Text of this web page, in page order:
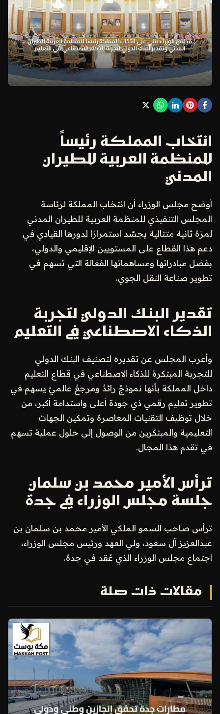
انتخاب المملكة رئيساً
للمنظمة العربية للطيران
المدني
أوضح مجلس الوزراء أن انتخاب المملكة لرئاسة
المجلس التنفيذي للمنظمة العربية للطيران المدني
لمرّة ثانية متتالية يجسّد استمرارًا لدورها القيادي في
دعم هذا القطاع على المستويين الإقليمي والدولي،
بفضل مبادراتها ومساهماتها الفعّالة التي تسهم في
تطوير صناعة النقل الجوي.
تقدير البنك الدولي لتجربة
الذكاء الاصطناعي في التعليم
وأعرب المجلس عن تقديره لتصنيف البنك الدولي
للتجربة المبتكرة للذكاء الاصطناعي في قطاع التعليم
داخل المملكة بأنها نموذجٌ رائدٌ ومرجعٌ عالميٌ يسهم في
تطوير تعليم رقمي ذي جودة أعلى واستدامة أكبر، من
خلال توظيف التقنيات المعاصرة وتمكين الجهات
التعليمية والمبتكرين من الوصول إلى حلول عملية تسهم
في تقدم هذا المجال.
ترأس الأمير محمد بن سلمان
جلسة مجلس الوزراء في جدة
ترأس صاحب السمو الملكي الأمير محمد بن سلمان بن
عبدالعزيز آل سعود، ولي العهد ورئيس مجلس الوزراء،
اجتماع مجلس الوزراء الذي عُقد في جدة.
مقالات ذات صلة